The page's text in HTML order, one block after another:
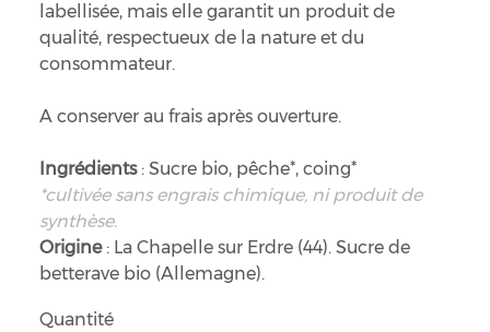
labellisée, mais elle garantit un produit de
qualité, respectueux de la nature et du
consommateur.
A conserver au frais après ouverture.
Ingrédients : Sucre bio, pêche*, coing*
*cultivée sans engrais chimique, ni produit de
synthèse.
Origine: La Chapelle sur Erdre (44). Sucre de
betterave bio (Allemagne).
Quantité